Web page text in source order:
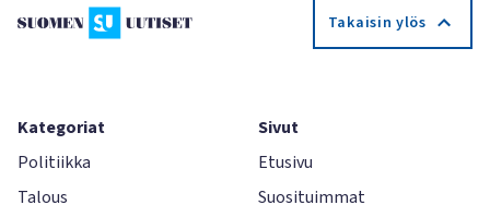
Takaisin ylös
Kategoriat
Politiikka
Talous
Sivut
Etusivu
Suosituimmat